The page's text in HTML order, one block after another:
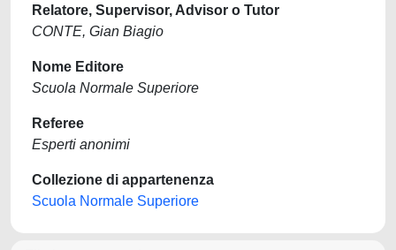
Relatore, Supervisor, Advisor o Tutor
CONTE, Gian Biagio
Nome Editore
Scuola Normale Superiore
Referee
Esperti anonimi
Collezione di appartenenza
Scuola Normale Superiore